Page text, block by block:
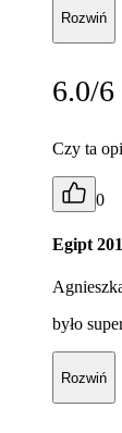
Rozwiń
6.0/6
Czy ta
0
Egipt
było
Rozwiń